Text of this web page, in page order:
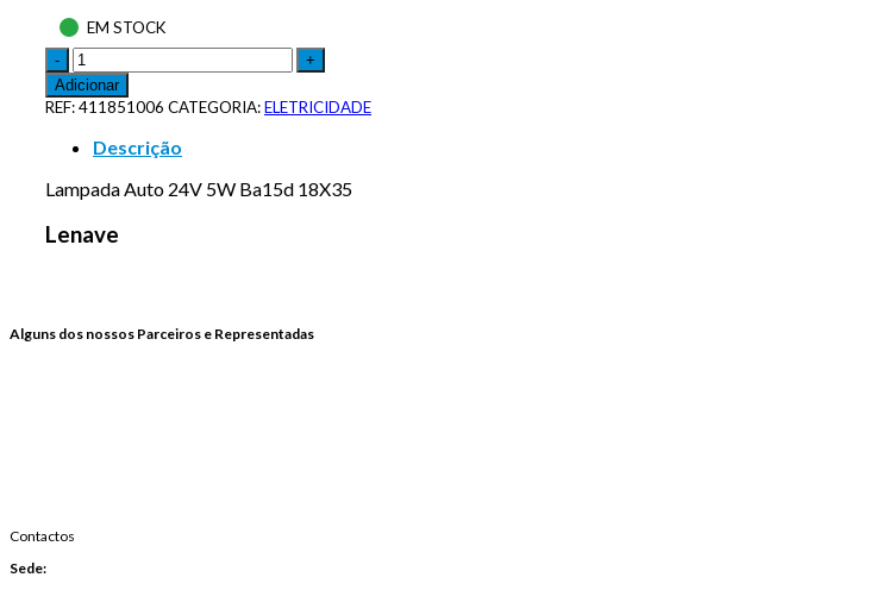
EM STOCK
Adicionar
REF:411851006 CATEGORIA:ELETRICIDADE
Descrição
Lampada Auto 24V 5W Ba15d 18X35
Lenave
Alguns dos nossos Parceiros e Representadas
Contactos
Sede: